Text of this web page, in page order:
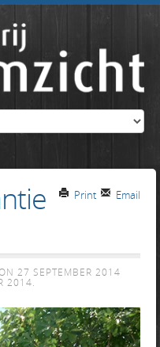
Email
Print
27 SEPTEMBER 2014
2014.